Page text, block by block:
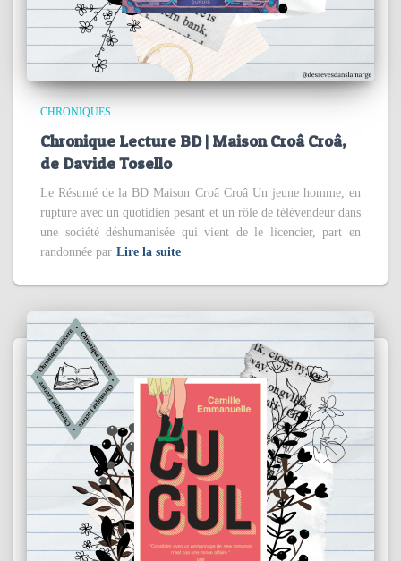
CHRONIQUES
Chronique Lecture BD | Maison Croâ Croâ,
de Davide Tosello
Le Résumé de la BD Maison Croâ Croâ Un jeune homme, en
rupture avec un quotidien pesant et un rôle de télévendeur dans
une société déshumanisée qui vient de le licencier, part en
randonnée par Lire la suite